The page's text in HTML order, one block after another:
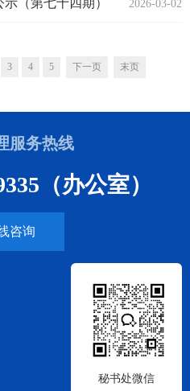
（第七十四期） 2026-03-02
3 4 5 下一页 末页
服务热线
（办公室）
咨询
秘书处微信